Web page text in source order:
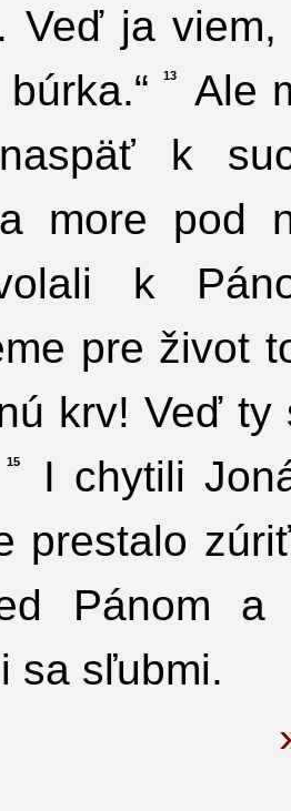
Veď ja
13
Ale
k
more pod
k
pre život
krv! Veď
15
I chytili
prestalo
Pánom a
sa sľubmi.